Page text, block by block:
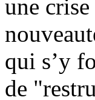
une
qui s’y
de